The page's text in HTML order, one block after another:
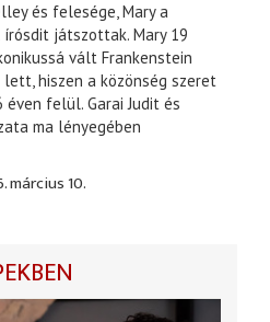
és felesége, Mary a
játszottak. Mary 19
vált Frankenstein
hiszen a közönség szeret
felül. Garai Judit és
ma lényegében
március 10.